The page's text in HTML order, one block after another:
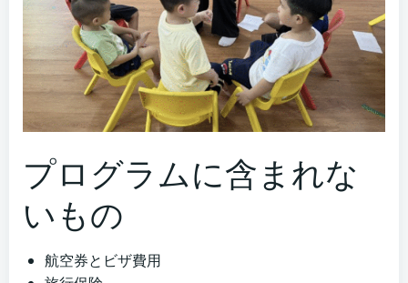
プログラムに含まれな
いもの
航空券とビザ費用